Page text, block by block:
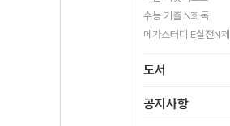
수능 기출 N회독
메가스터디 E실전N제
도서
공지사항